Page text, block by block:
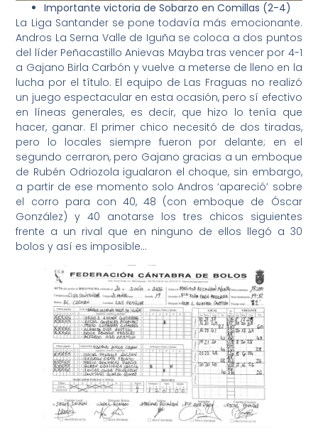
Importante victoria de Sobarzo en Comillas (2-4)
La Liga Santander se pone todavía más emocionante.
Andros La Serna Valle de Iguña se coloca a dos puntos
del líder Peñacastillo Anievas Mayba tras vencer por 4-1
a Gajano Birla Carbón y vuelve a meterse de lleno en la
lucha por el título. El equipo de Las Fraguas no realizó
un juego espectacular en esta ocasión, pero sí efectivo
en líneas generales, es decir, que hizo lo tenía que
hacer, ganar. El primer chico necesitó de dos tiradas,
pero lo locales siempre fueron por delante; en el
segundo cerraron, pero Gajano gracias a un emboque
de Rubén Odriozola igualaron el choque, sin embargo,
a partir de ese momento solo Andros ‘apareció’ sobre
el corro para con 40, 48 (con emboque de Óscar
González) y 40 anotarse los tres chicos siguientes
frente a un rival que en ninguno de ellos llegó a 30
bolos y así es imposible…